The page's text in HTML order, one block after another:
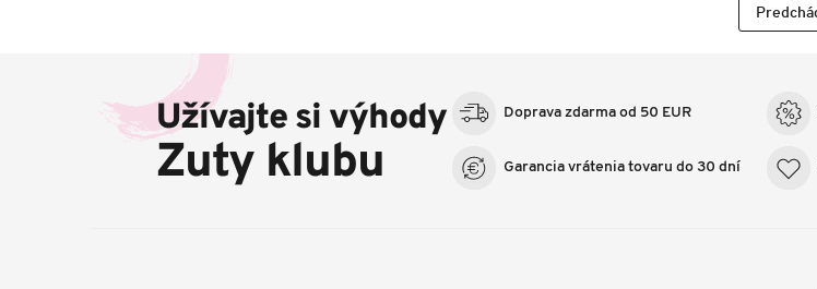
Užívajte si výhody
Zuty klubu
Doprava zdarma od 50 EUR
Garancia vrátenia tovaru do 30 dní